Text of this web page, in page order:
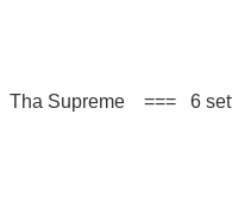
Supreme === 6